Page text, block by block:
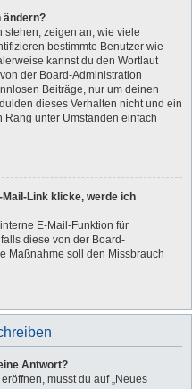
ändern?
stehen, zeigen an, wie viele
bestimmte Benutzer wie
kannst du den Wortlaut
der Board-Administration
Beiträge, nur um deinen
dieses Verhalten nicht und ein
Rang unter Umständen einfach
Link klicke, werde ich
E-Mail-Funktion für
diese von der Board-
Maßnahme soll den Missbrauch
Antwort?
musst du auf „Neues